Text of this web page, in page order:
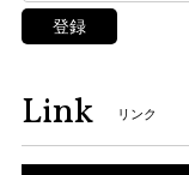
登録
Link リンク